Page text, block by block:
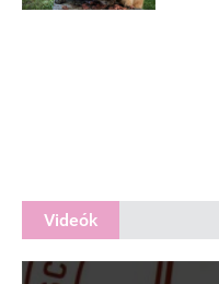
Videók